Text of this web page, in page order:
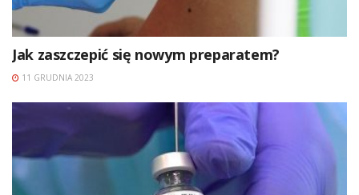
Jak zaszczepić się nowym preparatem?
11 GRUDNIA 2023